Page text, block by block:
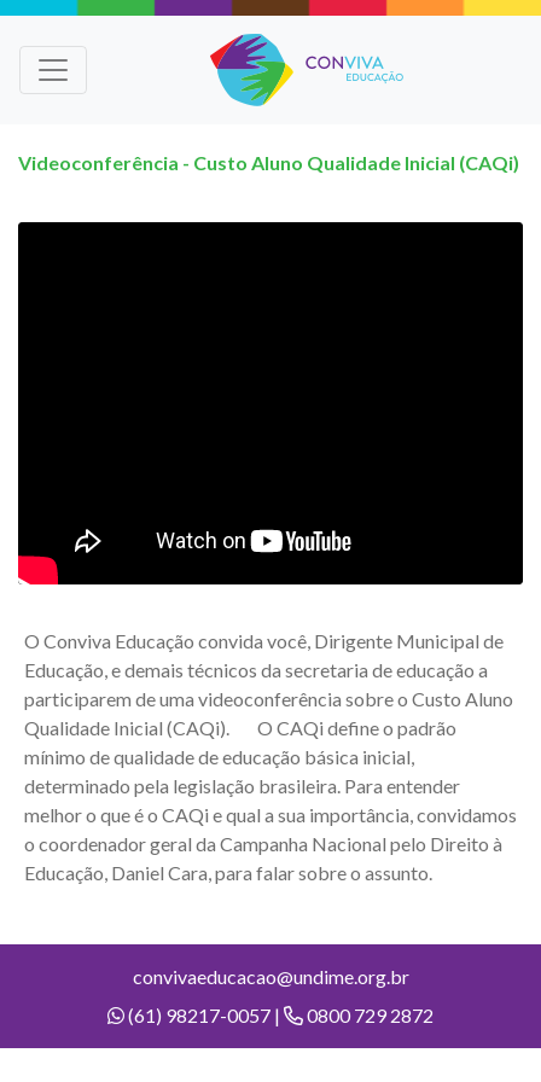
Videoconferência - Custo Aluno Qualidade Inicial (CAQi)
O Conviva Educação convida você, Dirigente Municipal de
Educação, e demais técnicos da secretaria de educação a
participarem de uma videoconferência sobre o Custo Aluno
Qualidade Inicial (CAQi). O CAQi define o padrão
mínimo de qualidade de educação básica inicial,
determinado pela legislação brasileira. Para entender
melhor o que é o CAQi e qual a sua importância, convidamos
o coordenador geral da Campanha Nacional pelo Direito à
Educação, Daniel Cara, para falar sobre o assunto.
convivaeducacao@undime.org.br
(61) 98217-0057 |
0800 729 2872